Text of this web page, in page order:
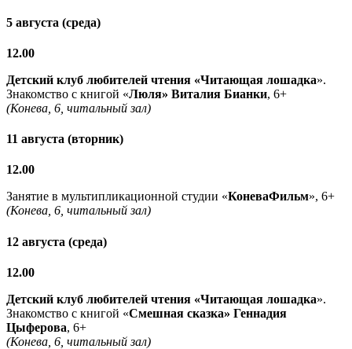
5 августа (среда)
12.00
Детский клуб любителей чтения «Читающая лошадка».
Знакомство с книгой «Люля» Виталия Бианки, 6+
(Конева, 6, читальный зал)
11 августа (вторник)
12.00
Занятие в мультипликационной студии «КоневаФильм», 6+
(Конева, 6, читальный зал)
12 августа (среда)
12.00
Детский клуб любителей чтения «Читающая лошадка».
Знакомство с книгой «Смешная сказка» Геннадия
Цыферова, 6+
(Конева, 6, читальный зал)